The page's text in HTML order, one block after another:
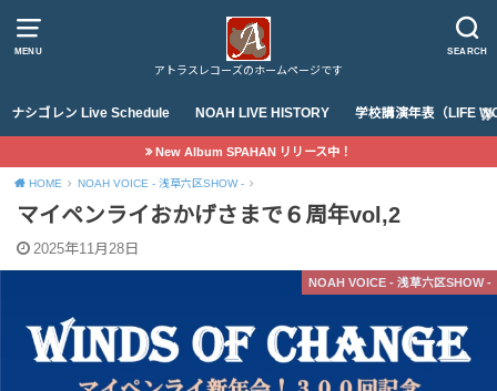
MENU SEARCH
アトラスレコーズのホームページです
ナシゴレン Live Schedule NOAH LIVE HISTORY 学校講演年表（LIFE
New Album SPAHAN リリース中！
HOME NOAH VOICE - 浅草六区SHOW -
マイペンライおかげさまで６周年vol,2
2025年11月28日
NOAH VOICE - 浅草六区SHOW -